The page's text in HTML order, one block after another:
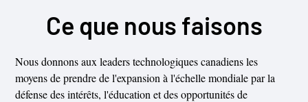
Ce que nous faisons
Nous donnons aux leaders technologiques canadiens les
moyens de prendre de l'expansion à l'échelle mondiale par la
défense des intérêts, l'éducation et des opportunités de